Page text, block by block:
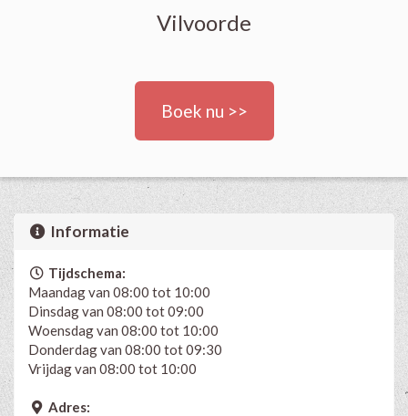
Vilvoorde
Boek nu >>
Informatie
Tijdschema:
Maandag van 08:00 tot 10:00
Dinsdag van 08:00 tot 09:00
Woensdag van 08:00 tot 10:00
Donderdag van 08:00 tot 09:30
Vrijdag van 08:00 tot 10:00
Adres: